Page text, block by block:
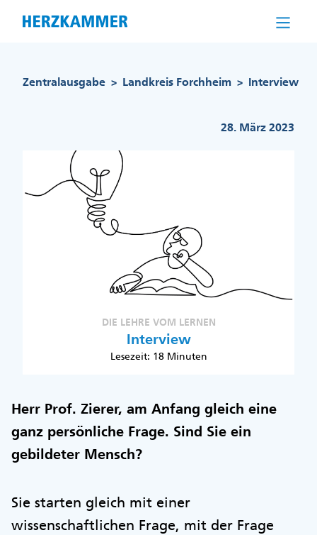
Zentralausgabe > Landkreis Forchheim > Interview
28. März 2023
DIE LEHRE VOM LERNEN
Interview
Lesezeit: 18 Minuten
Herr Prof. Zierer, am Anfang gleich eine
ganz persönliche Frage. Sind Sie ein
gebildeter Mensch?
Sie starten gleich mit einer
wissenschaftlichen Frage, mit der Frage